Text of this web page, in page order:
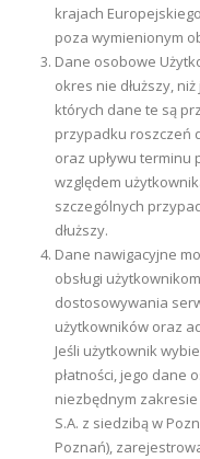
krajach
poza wymienionym
Dane osobowe
okres nie dłuższy,
których dane te są
przypadku roszczeń
oraz upływu
względem
szczególnych
dłuższy.
Dane nawigacyjne
obsługi
dostosowywania
użytkowników oraz
Jeśli użytkownik
płatności, jego dane
niezbędnym zakresie
S.A. z siedzibą w
Poznań),